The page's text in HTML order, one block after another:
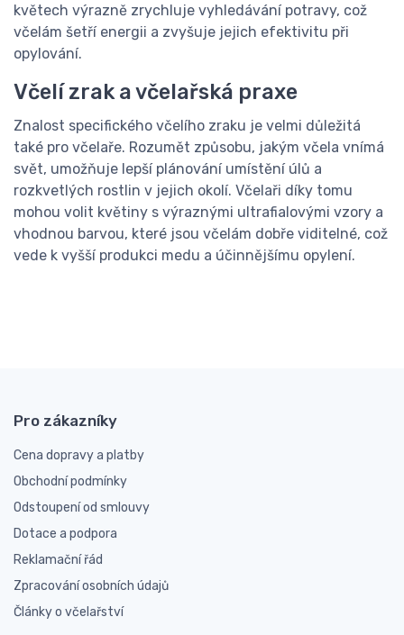
květech výrazně zrychluje vyhledávání potravy, což
včelám šetří energii a zvyšuje jejich efektivitu při
opylování.
Včelí zrak a včelařská praxe
Znalost specifického včelího zraku je velmi důležitá
také pro včelaře. Rozumět způsobu, jakým včela vnímá
svět, umožňuje lepší plánování umístění úlů a
rozkvetlých rostlin v jejich okolí. Včelaři díky tomu
mohou volit květiny s výraznými ultrafialovými vzory a
vhodnou barvou, které jsou včelám dobře viditelné, což
vede k vyšší produkci medu a účinnějšímu opylení.
Pro zákazníky
Cena dopravy a platby
Obchodní podmínky
Odstoupení od smlouvy
Dotace a podpora
Reklamační řád
Zpracování osobních údajů
Články o včelařství